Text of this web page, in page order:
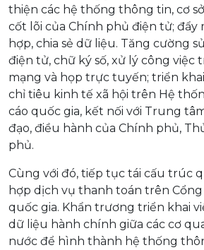
thiện các hệ thống thông tin, cơ
cốt lõi của Chính phủ điện tử; đẩy
hợp, chia sẻ dữ liệu. Tăng cường
điện tử, chữ ký số, xử lý công việc
mạng và họp trực tuyến; triển
chỉ tiêu kinh tế xã hội trên Hệ
cáo quốc gia, kết nối với Trung
đạo, điều hành của Chính phủ,
phủ.
Cùng với đó, tiếp tục tái cấu trúc
hợp dịch vụ thanh toán trên
quốc gia. Khẩn trương triển khai
dữ liệu hành chính giữa các cơ
nước để hình thành hệ thống